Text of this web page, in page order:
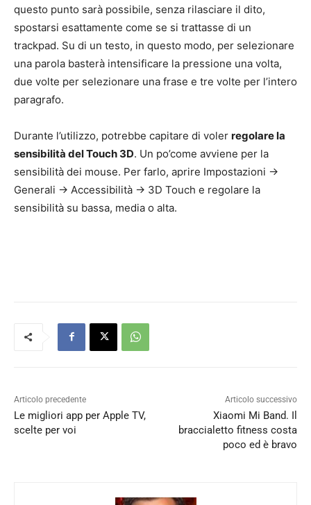
questo punto sarà possibile, senza rilasciare il dito,
spostarsi esattamente come se si trattasse di un
trackpad. Su di un testo, in questo modo, per selezionare
una parola basterà intensificare la pressione una volta,
due volte per selezionare una frase e tre volte per l’intero
paragrafo.
Durante l’utilizzo, potrebbe capitare di voler regolare la
sensibilità del Touch 3D. Un po’come avviene per la
sensibilità dei mouse. Per farlo, aprire Impostazioni ->
Generali -> Accessibilità -> 3D Touch e regolare la
sensibilità su bassa, media o alta.
Articolo precedente
Le migliori app per Apple TV,
scelte per voi
Articolo successivo
Xiaomi Mi Band. Il
braccialetto fitness costa
poco ed è bravo